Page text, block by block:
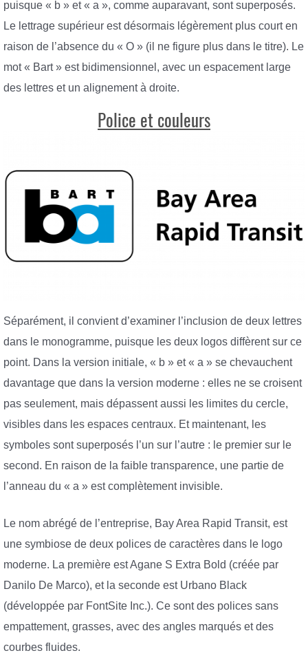
puisque « b » et « a », comme auparavant, sont superposés.
Le lettrage supérieur est désormais légèrement plus court en
raison de l’absence du « O » (il ne figure plus dans le titre). Le
mot « Bart » est bidimensionnel, avec un espacement large
des lettres et un alignement à droite.
Police et couleurs
Séparément, il convient d’examiner l’inclusion de deux lettres
dans le monogramme, puisque les deux logos diffèrent sur ce
point. Dans la version initiale, « b » et « a » se chevauchent
davantage que dans la version moderne : elles ne se croisent
pas seulement, mais dépassent aussi les limites du cercle,
visibles dans les espaces centraux. Et maintenant, les
symboles sont superposés l’un sur l’autre : le premier sur le
second. En raison de la faible transparence, une partie de
l’anneau du « a » est complètement invisible.
Le nom abrégé de l’entreprise, Bay Area Rapid Transit, est
une symbiose de deux polices de caractères dans le logo
moderne. La première est Agane S Extra Bold (créée par
Danilo De Marco), et la seconde est Urbano Black
(développée par FontSite Inc.). Ce sont des polices sans
empattement, grasses, avec des angles marqués et des
courbes fluides.